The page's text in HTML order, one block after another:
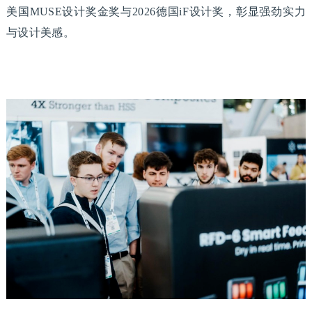
美国MUSE设计奖金奖与2026德国iF设计奖，彰显强劲实力
与设计美感。